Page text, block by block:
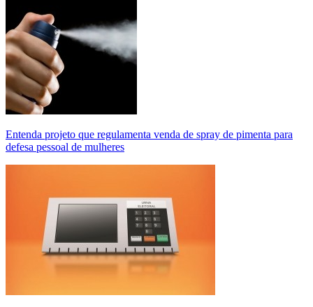
Entenda projeto que regulamenta venda de spray de pimenta para
defesa pessoal de mulheres